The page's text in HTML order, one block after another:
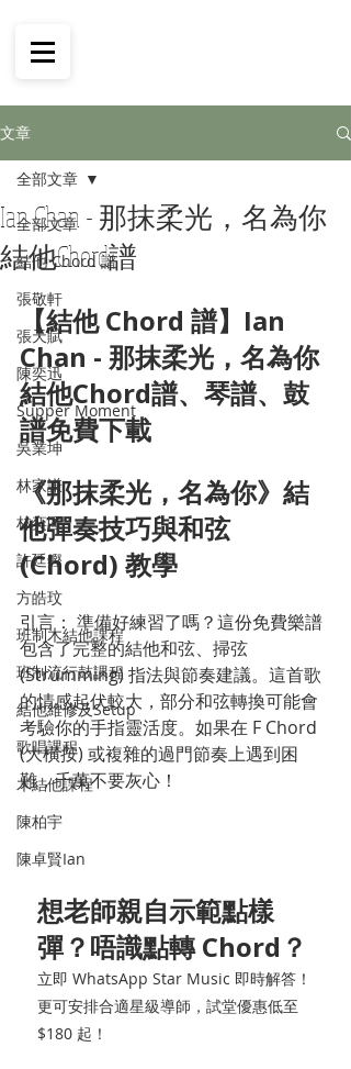
文章
全部文章
結他 Chord 譜
張敬軒
張天賦
陳奕迅
Supper Moment
吳業坤
林家謙
林奕匡
許廷鏗
方皓玟
班制木結他課程
班制流行鼓課程
結他維修及Setup
歌唱課程
木結他課程
陳柏宇
陳卓賢Ian
全部文章
Ian Chan - 那抹柔光，名為你
結他Chord譜
【結他 Chord 譜】Ian
Chan - 那抹柔光，名為你
結他Chord譜、琴譜、鼓
譜免費下載
《那抹柔光，名為你》結
他彈奏技巧與和弦
(Chord) 教學
引言： 準備好練習了嗎？這份免費樂譜
包含了完整的結他和弦、掃弦
(Strumming) 指法與節奏建議。這首歌
的情感起伏較大，部分和弦轉換可能會
考驗你的手指靈活度。如果在 F Chord
(大橫按) 或複雜的過門節奏上遇到困
難，千萬不要灰心！
想老師親自示範點樣
彈？唔識點轉 Chord？
立即 WhatsApp Star Music 即時解答！
更可安排合適星級導師，試堂優惠低至
$180 起！